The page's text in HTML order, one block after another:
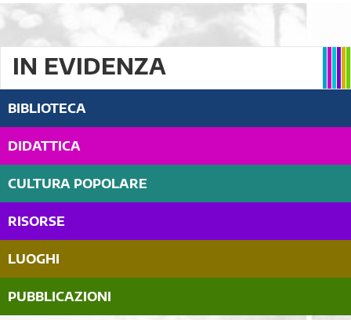
IN EVIDENZA
BIBLIOTECA
DIDATTICA
CULTURA POPOLARE
RISORSE
LUOGHI
PUBBLICAZIONI